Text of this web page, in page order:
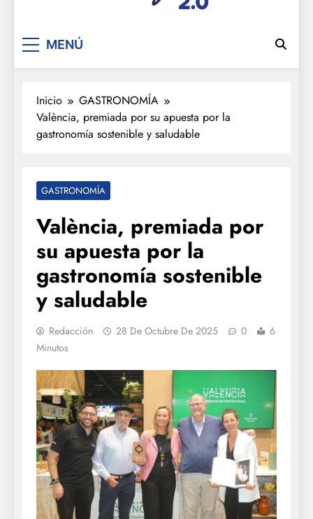
De festa en festa 2.0
MENÚ
Inicio
GASTRONOMÍA
València, premiada por su apuesta por la
gastronomía sostenible y saludable
GASTRONOMÍA
València, premiada por
su apuesta por la
gastronomía sostenible
y saludable
Redacción 28 De Octubre De 2025 0
6
Minutos